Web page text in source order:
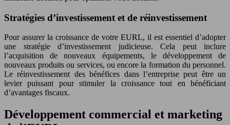
Stratégies d’investissement et de réinvestissement
Pour assurer la croissance de votre EURL, il est essentiel d’adopter
une stratégie d’investissement judicieuse. Cela peut inclure
l’acquisition de nouveaux équipements, le développement de
nouveaux produits ou services, ou encore la formation du personnel.
Le réinvestissement des bénéfices dans l’entreprise peut être un
levier puissant pour stimuler la croissance tout en bénéficiant
d’avantages fiscaux.
Développement commercial et marketing